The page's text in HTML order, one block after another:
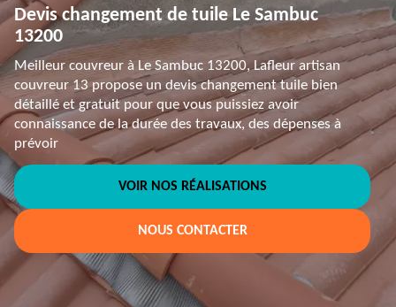
Devis changement de tuile Le Sambuc
13200
Meilleur couvreur à Le Sambuc 13200, Lafleur artisan
couvreur 13 propose un devis changement tuile bien
détaillé et gratuit pour que vous puissiez avoir
connaissance de la durée des travaux, des dépenses à
prévoir
VOIR NOS RÉALISATIONS
NOUS CONTACTER